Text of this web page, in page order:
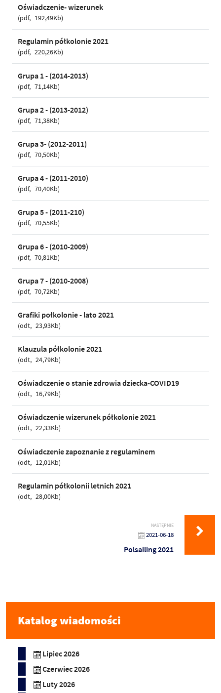
Oświadczenie- wizerunek
pdf 192,49Kb
Regulamin półkolonie 2021
pdf 220,26Kb
Grupa 1 - (2014-2013)
pdf 71,14Kb
Grupa 2 - (2013-2012)
pdf 71,38Kb
Grupa 3- (2012-2011)
pdf 70,50Kb
Grupa 4 - (2011-2010)
pdf 70,40Kb
Grupa 5 - (2011-210)
pdf 70,55Kb
Grupa 6 - (2010-2009)
pdf 70,81Kb
Grupa 7 - (2010-2008)
pdf 70,72Kb
Grafiki połkolonie - lato 2021
odt 23,93Kb
Klauzula półkolonie 2021
odt 24,79Kb
Oświadczenie o stanie zdrowia dziecka-COVID19
odt 16,79Kb
Oświadczenie wizerunek półkolonie 2021
odt 22,33Kb
Oświadczenie zapoznanie z regulaminem
odt 12,01Kb
Regulamin półkolonii letnich 2021
odt 28,00Kb
NASTĘPNIE
2021-06-18
Polsailing 2021
Katalog wiadomości
Lipiec 2026
Czerwiec 2026
Luty 2026